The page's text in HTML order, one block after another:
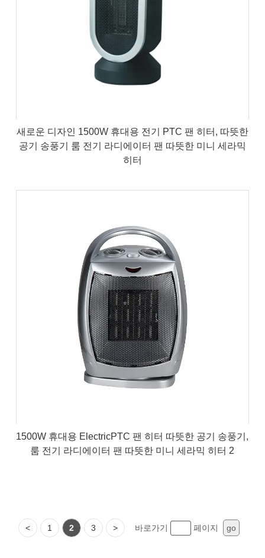
새로운 디자인 1500W 휴대용 전기 PTC 팬 히터, 따뜻한
공기 송풍기 룸 전기 라디에이터 팬 따뜻한 미니 세라믹
히터
1500W 휴대용 ElectricPTC 팬 히터 따뜻한 공기 송풍기,
룸 전기 라디에이터 팬 따뜻한 미니 세라믹 히터 2
< 1 2 3 > 바로가기 페이지 go